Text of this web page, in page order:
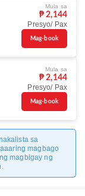
Mula sa
₱ 2,144
Presyo/ Pax
Mag-book
Mula sa
₱ 2,144
Presyo/ Pax
Mag-book
sa
magbago
magbigay ng